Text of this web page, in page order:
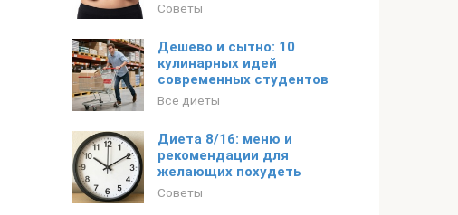
Советы
Дешево и сытно: 10
кулинарных идей
современных студентов
Все диеты
Диета 8/16: меню и
рекомендации для
желающих похудеть
Советы